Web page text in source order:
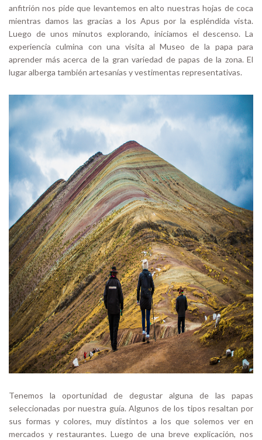
anfitrión nos pide que levantemos en alto nuestras hojas de coca
mientras damos las gracias a los Apus por la espléndida vista.
Luego de unos minutos explorando, iniciamos el descenso. La
experiencia culmina con una visita al Museo de la papa para
aprender más acerca de la gran variedad de papas de la zona. El
lugar alberga también artesanías y vestimentas representativas.
Tenemos la oportunidad de degustar alguna de las papas
seleccionadas por nuestra guía. Algunos de los tipos resaltan por
sus formas y colores, muy distintos a los que solemos ver en
mercados y restaurantes. Luego de una breve explicación, nos